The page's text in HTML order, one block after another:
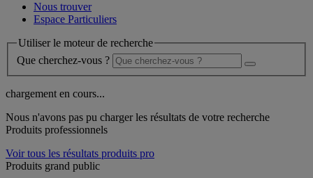
Nous trouver
Espace Particuliers
Utiliser le moteur de recherche
Que cherchez-vous ?
chargement en cours...
Nous n'avons pas pu charger les résultats de votre recherche
Produits professionnels
Voir tous les résultats produits pro
Produits grand public